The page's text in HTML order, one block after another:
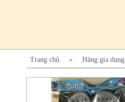
Trang chủ » Hàng gia dụng